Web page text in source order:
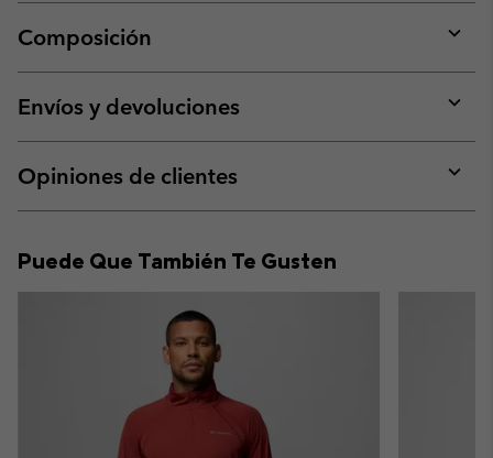
Composición
or
Envíos y devoluciones
or
Opiniones de clientes
or
Puede Que También Te Gusten